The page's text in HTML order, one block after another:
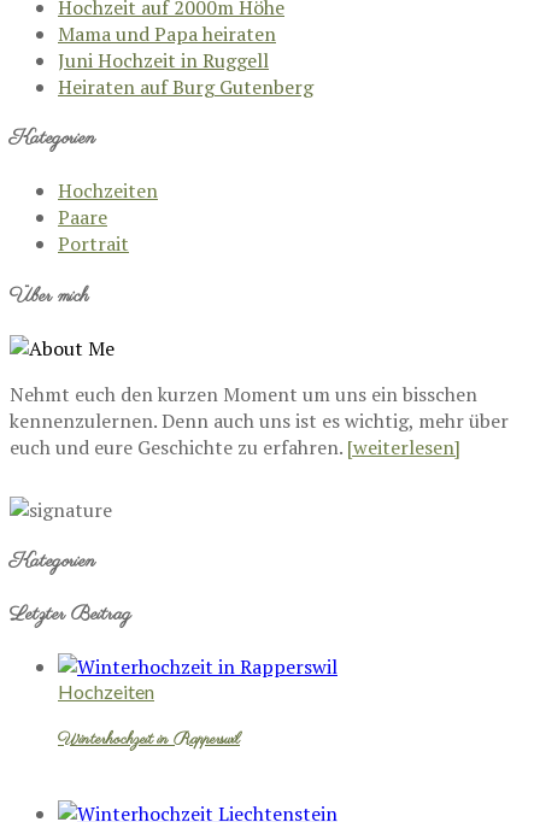
Hochzeit auf 2000m Höhe
Mama und Papa heiraten
Juni Hochzeit in Ruggell
Heiraten auf Burg Gutenberg
Kategorien
Hochzeiten
Paare
Portrait
Über mich
Nehmt euch den kurzen Moment um uns ein bisschen
kennenzulernen. Denn auch uns ist es wichtig, mehr über
euch und eure Geschichte zu erfahren. [weiterlesen]
Kategorien
Letzter Beitrag
Hochzeiten
Winterhochzeit in Rapperswil